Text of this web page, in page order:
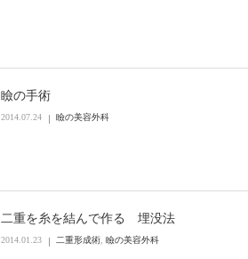
瞼の手術
2014.07.24 瞼の美容外科
二重を糸を結んで作る 埋没法
2014.01.23 二重形成術 瞼の美容外科